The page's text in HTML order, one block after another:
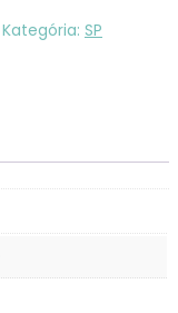
Kategória: SP